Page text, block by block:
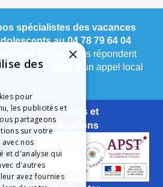
spécialistes des vacances
au 04 78 79 64 04
Cap Juniors vous répondent
9h à 17h (coût d’un appel local
Agréments et
qualifications
×
des
pour
les publicités et
partageons
sur votre
nos
et d'analyse qui
d'autres
avez fournies